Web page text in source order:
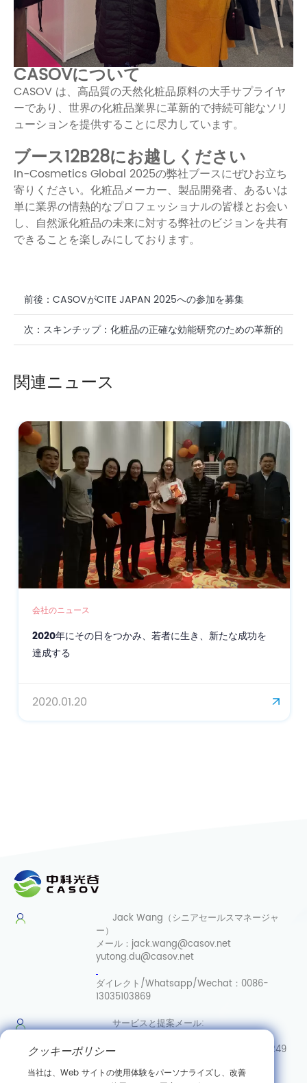
CASOVについて
CASOV は、高品質の天然化粧品原料の大手サプライヤ
ーであり、世界の化粧品業界に革新的で持続可能なソリ
ューションを提供することに尽力しています。
ブース12B28にお越しください
In-Cosmetics Global 2025の弊社ブースにぜひお立ち
寄りください。化粧品メーカー、製品開発者、あるいは
単に業界の情熱的なプロフェッショナルの皆様とお会い
し、自然派化粧品の未来に対する弊社のビジョンを共有
できることを楽しみにしております。
前後： CASOVがCITE JAPAN 2025への参加を募集
次： スキンチップ：化粧品の正確な効能研究のための革新的
関連ニュース
会社のニュース
2020年にその日をつかみ、若者に生き、新たな成功を
達成する
2020.01.20
Jack Wang（シニアセールスマネージャ
ー）
メール： jack.wang@casov.net
yutong.du@casov.net
ダイレクト/Whatsapp/Wechat： 0086-
13035103869
サービスと提案メール:
ト/Whatsapp/Wechat:
0086-15307143249
クッキーポリシー
当社は、Web サイトの使用体験をパーソナライズし、改善